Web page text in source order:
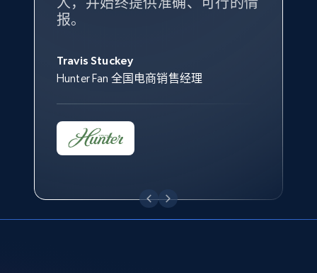
more.
eBay - Collect records by category
URL, Product id, Title, Seller name, Seller rating,
Seller reviews, Breadcrumbs, Root category, and
报。
Travis Stuckey
Hunter Fan 全国电商销售经理
Overstock 的客户战略与洞察总监
Yael Fridman
Keter 的市场总监
Beverly Taylor
Kingston Brass, Inc. 商品规划总监